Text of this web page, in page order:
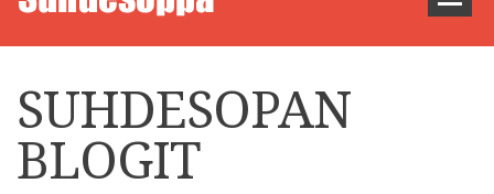
SUHDESOPAN
BLOGIT